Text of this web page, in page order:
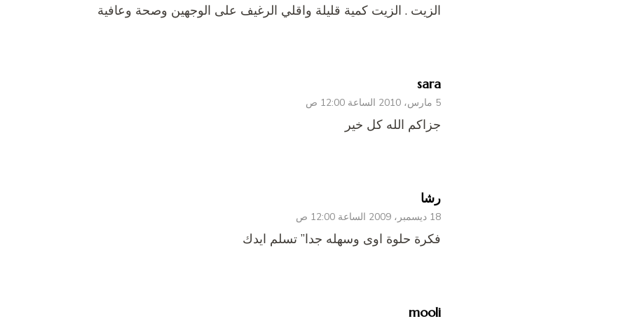
الزيت . الزيت كمية قليلة واقلي الرغيف على الوجهين وصحة وعافية
sara
5 مارس، 2010 الساعة 12:00 ص
جزاكم الله كل خير
رشا
18 ديسمبر، 2009 الساعة 12:00 ص
فكرة حلوة اوى وسهله جدا” تسلم ايدك
mooli